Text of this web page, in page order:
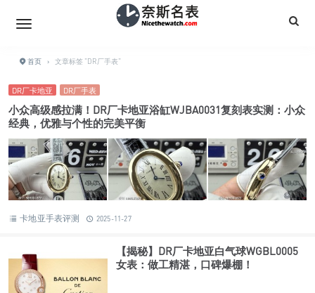
首页 › 文章标签 "DR厂手表"
DR厂卡地亚 DR厂手表
小众高级感拉满！DR厂卡地亚浴缸WJBA0031复刻表实测：小众
经典，优雅与个性的完美平衡
卡地亚手表评测 2025-11-27
【揭秘】DR厂卡地亚白气球WGBL0005
女表：做工精湛，口碑爆棚！